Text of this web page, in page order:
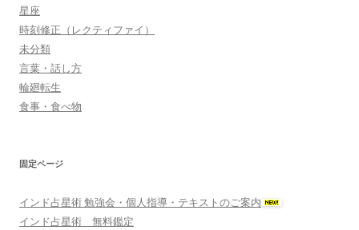
星座
時刻修正（レクティファイ）
未分類
言葉・話し方
輪廻転生
食事・食べ物
固定ページ
インド占星術 勉強会・個人指導・テキストのご案内
インド占星術 無料鑑定